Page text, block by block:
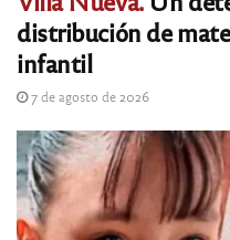
distribución de
infantil
7 de agosto de 2026